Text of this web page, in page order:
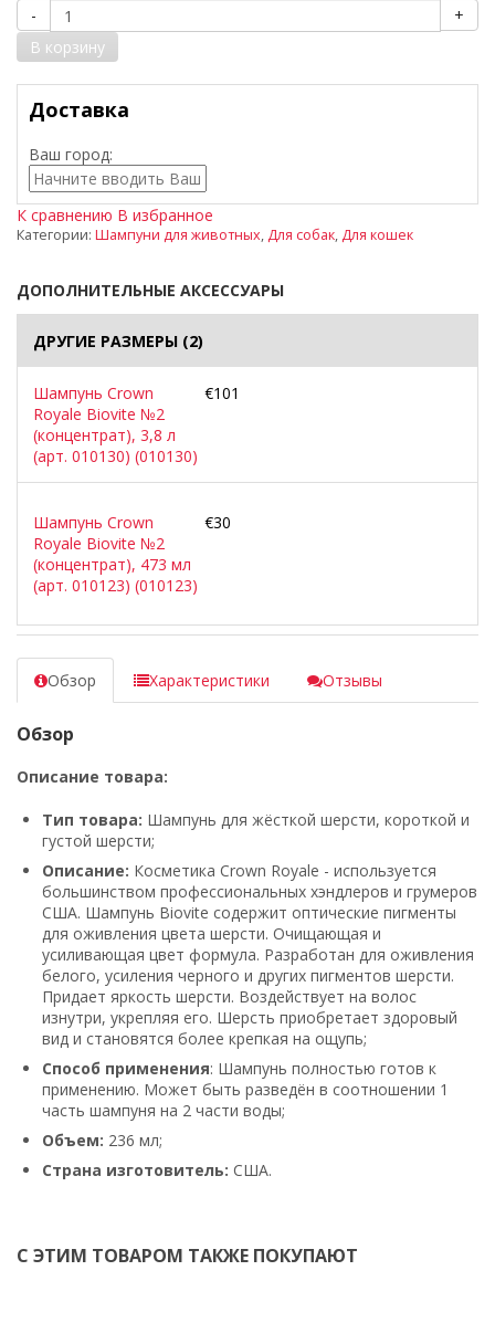
-
+
В корзину
Доставка
Ваш город:
К сравнению В избранное
Категории: Шампуни для животных,Для собак,Для кошек
ДОПОЛНИТЕЛЬНЫЕ АКСЕССУАРЫ
ДРУГИЕ РАЗМЕРЫ (2)
Шампунь Crown
Royale Biovite №2
(концентрат), 3,8 л
(арт. 010130) (010130)
€101
Шампунь Crown
Royale Biovite №2
(концентрат), 473 мл
(арт. 010123) (010123)
€30
Обзор Характеристики Отзывы
Обзор
Описание товара:
Тип товара: Шампунь для жёсткой шерсти, короткой и
густой шерсти;
Описание: Косметика Crown Royale - используется
большинством профессиональных хэндлеров и грумеров
США. Шампунь Biovite содержит оптические пигменты
для оживления цвета шерсти. Очищающая и
усиливающая цвет формула. Разработан для оживления
белого, усиления черного и других пигментов шерсти.
Придает яркость шерсти. Воздействует на волос
изнутри, укрепляя его. Шерсть приобретает здоровый
вид и становятся более крепкая на ощупь;
Способ применения: Шампунь полностью готов к
применению. Может быть разведён в соотношении 1
часть шампуня на 2 части воды;
Объем: 236 мл;
Страна изготовитель: США.
С ЭТИМ ТОВАРОМ ТАКЖЕ ПОКУПАЮТ